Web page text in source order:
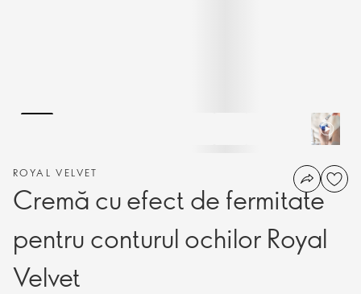
ROYAL VELVET
Cremă cu efect de fermitate
pentru conturul ochilor Royal
Velvet